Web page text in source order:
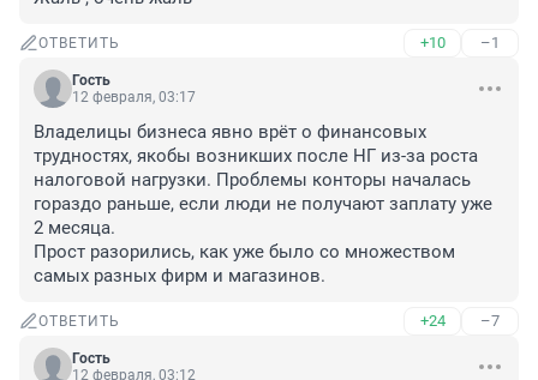
ОТВЕТИТЬ +10 –1
Гость
12 февраля, 03:17
Владелицы бизнеса явно врёт о финансовых
трудностях, якобы возникших после НГ из-за роста
налоговой нагрузки. Проблемы конторы началась
гораздо раньше, если люди не получают заплату уже
2 месяца.
Прост разорились, как уже было со множеством
самых разных фирм и магазинов.
ОТВЕТИТЬ +24 –7
Гость
12 февраля, 03:12